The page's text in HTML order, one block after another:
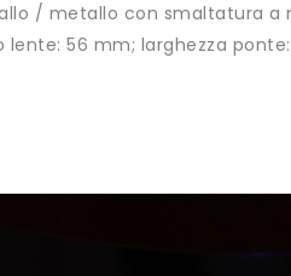
/ metallo con smaltatura a
56 mm; larghezza